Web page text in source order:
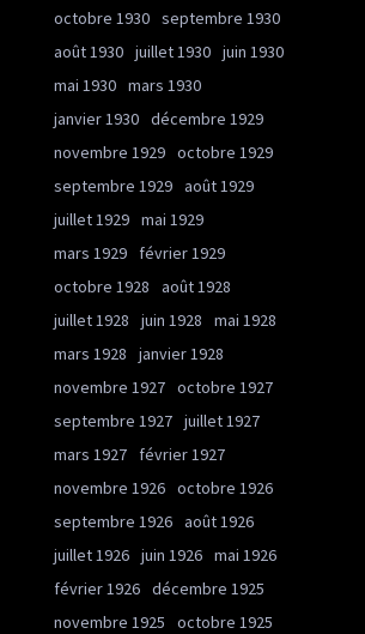
octobre 1930 septembre 1930
août 1930 juillet 1930 juin 1930
mai 1930 mars 1930
janvier 1930 décembre 1929
novembre 1929 octobre 1929
septembre 1929 août 1929
juillet 1929 mai 1929
mars 1929
février 1929
octobre 1928
août 1928
juillet 1928
juin 1928
mai 1928
mars 1928
janvier 1928
novembre 1927 octobre 1927
septembre 1927 juillet 1927
mars 1927
février 1927
novembre 1926 octobre 1926
septembre 1926 août 1926
juillet 1926 juin 1926 mai 1926
février 1926 décembre 1925
novembre 1925
octobre 1925